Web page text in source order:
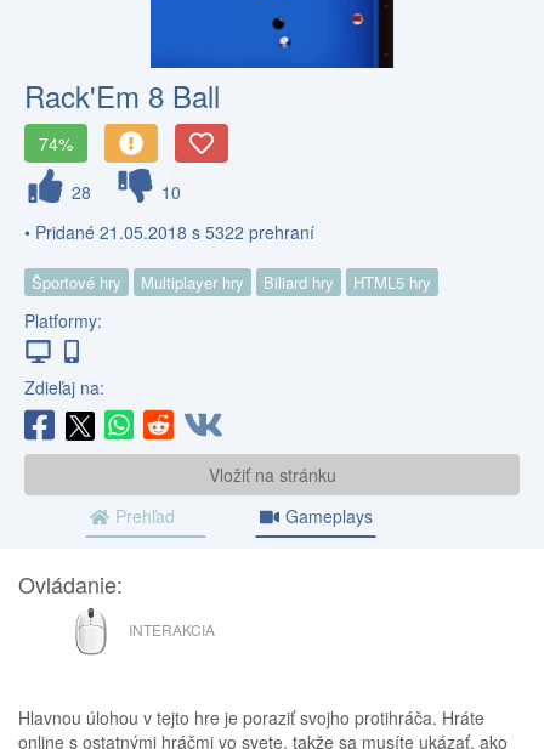
Rack'Em 8 Ball
74%
28
10
• Pridané 21.05.2018 s 5322 prehraní
Športové hry Multiplayer hry Biliard hry HTML5 hry
Platformy:
Zdieľaj na:
Vložiť na stránku
Prehľad
Gameplays
Ovládanie:
MYŠ
INTERAKCIA
Hlavnou úlohou v tejto hre je poraziť svojho protihráča. Hráte
online s ostatnými hráčmi vo svete, takže sa musíte ukázať, ako